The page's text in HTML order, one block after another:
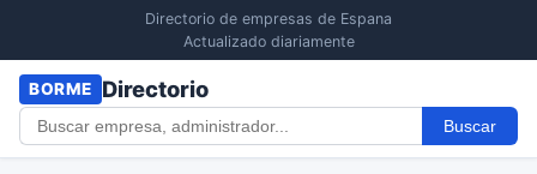
Directorio de empresas de Espana
Actualizado diariamente
BORME Directorio
Buscar